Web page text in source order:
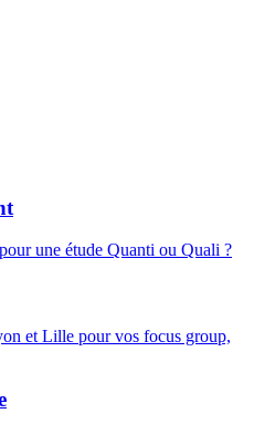
une étude Quanti ou Quali ?
et Lille pour vos focus group,